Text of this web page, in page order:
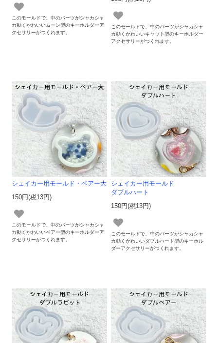
このモールドで、中のパーツがシャカシャ
カ動くかわいいムーン型のキーホルダーア
クセサリーがつくれます。
このモールドで、中のパーツがシャカシャ
カ動くかわいいキャット型のキーホルダー
アクセサリーがつくれます。
シェイカー用モールド・ベアー大
150円(税13円)
このモールドで、中のパーツがシャカシャ
カ動くかわいいベアー型のキーホルダーア
クセサリーがつくれます。
シェイカー用モールド
ダブルハート
150円(税13円)
このモールドで、中のパーツがシャカシャ
カ動くかわいいダブルハート型のキーホル
ダーアクセサリーがつくれます。